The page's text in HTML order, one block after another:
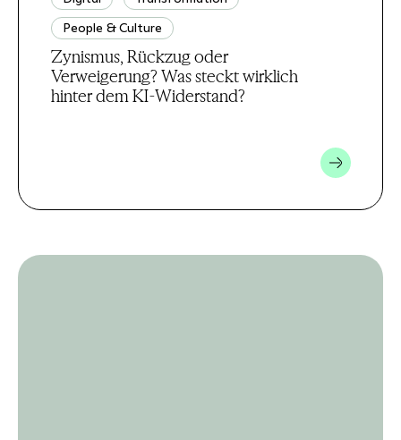
People & Culture
Zynismus, Rückzug oder
Verweigerung? Was steckt wirklich
hinter dem KI-Widerstand?